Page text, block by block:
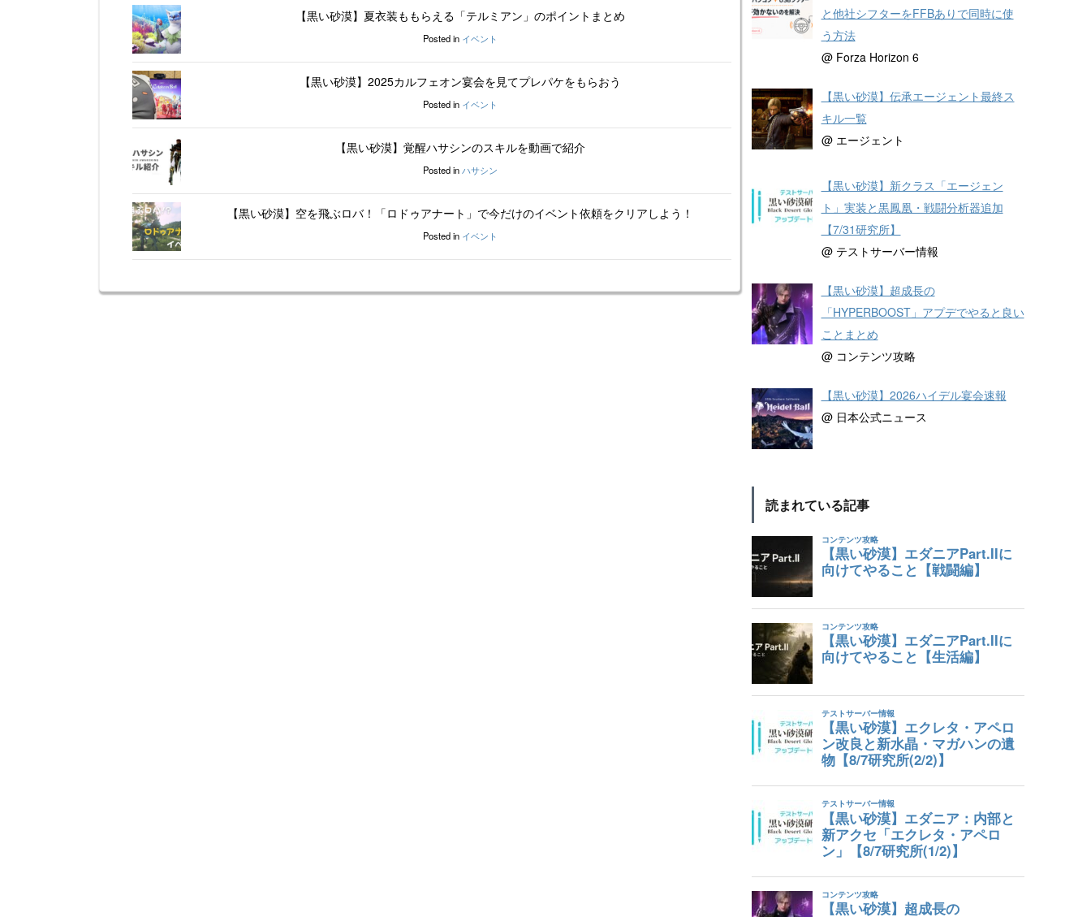
【黒い砂漠】夏衣装ももらえる「テルミアン」のポイントまとめ
Posted in イベント
【黒い砂漠】2025カルフェオン宴会を見てプレパケをもらおう
Posted in イベント
【黒い砂漠】覚醒ハサシンのスキルを動画で紹介
Posted inハサシン
【黒い砂漠】空を飛ぶロバ！「ロドゥアナート」で今だけのイベント依頼をクリアしよう！
Posted in イベント
と他社シフターをFFBありで同時に使
う方法
@ Forza Horizon 6
【黒い砂漠】伝承エージェント最終ス
キル一覧
@ エージェント
【黒い砂漠】新クラス「エージェン
ト」実装と黒鳳凰・戦闘分析器追加
【7/31研究所】
@ テストサーバー情報
【黒い砂漠】超成長の
「HYPERBOOST」アプデでやると良い
ことまとめ
@ コンテンツ攻略
【黒い砂漠】2026ハイデル宴会速報
@ 日本公式ニュース
読まれている記事